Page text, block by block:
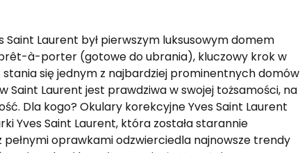
Saint Laurent był pierwszym luksusowym domem
à-porter (gotowe do ubrania), kluczowy krok w
się jednym z najbardziej prominentnych domów
Saint Laurent jest prawdziwa w swojej tożsamości, na
Dla kogo? Okulary korekcyjne Yves Saint Laurent
Yves Saint Laurent, która została starannie
oprawkami odzwierciedla najnowsze trendy